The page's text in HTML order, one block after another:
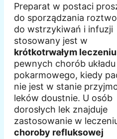
Preparat w postaci
do sporządzania
do wstrzykiwań i infuzji
stosowany jest w
krótkotrwałym leczeniu
pewnych chorób układu
pokarmowego, kiedy
nie jest w stanie
leków doustnie. U osób
dorosłych lek znajduje
zastosowanie w
choroby refluksowej